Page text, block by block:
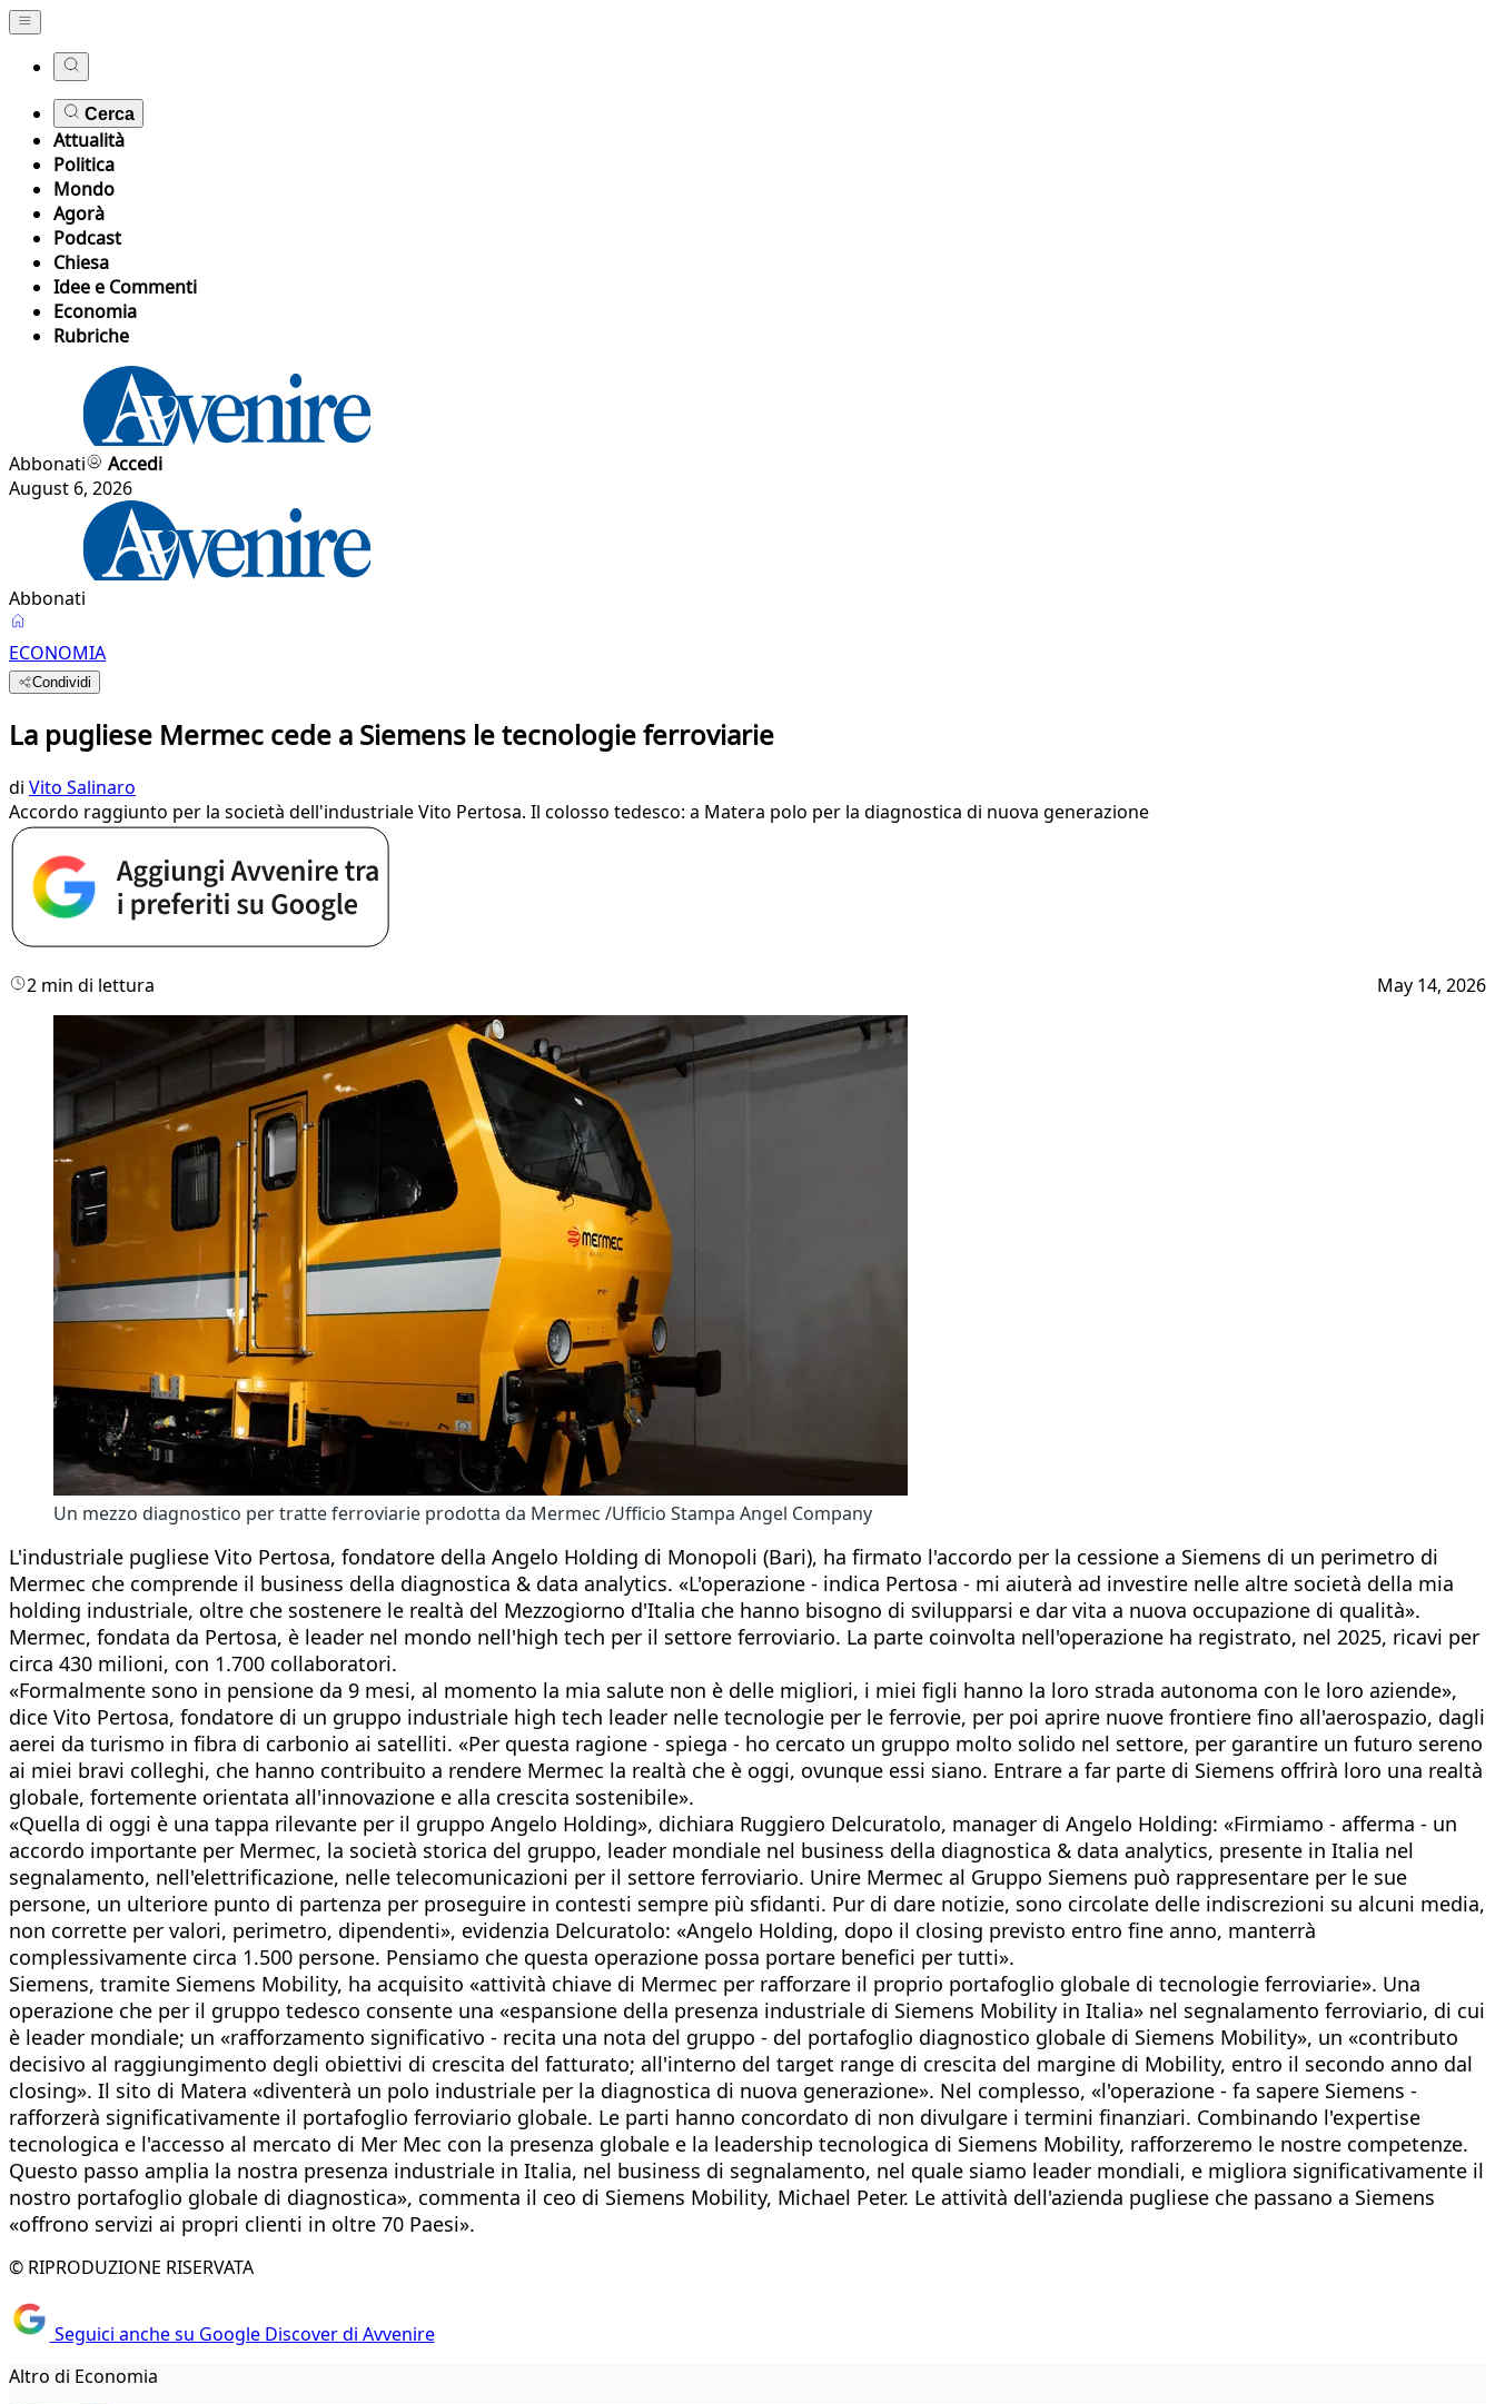
Cerca
Attualità
Politica
Mondo
Agorà
Podcast
Chiesa
Idee e Commenti
Economia
Rubriche
Abbonati
Accedi
August 6, 2026
Abbonati
ECONOMIA
Condividi
La pugliese Mermec cede a Siemens le tecnologie ferroviarie
di Vito Salinaro
Accordo raggiunto per la società dell'industriale Vito Pertosa. Il colosso tedesco: a Matera polo per la diagnostica di nuova generazione
2 min di lettura May 14, 2026
Un mezzo diagnostico per tratte ferroviarie prodotta da Mermec /Ufficio Stampa Angel Company
L'industriale pugliese Vito Pertosa, fondatore della Angelo Holding di Monopoli (Bari), ha firmato l'accordo per la cessione a Siemens di un perimetro di
Mermec che comprende il business della diagnostica & data analytics. «L'operazione - indica Pertosa - mi aiuterà ad investire nelle altre società della mia
holding industriale, oltre che sostenere le realtà del Mezzogiorno d'Italia che hanno bisogno di svilupparsi e dar vita a nuova occupazione di qualità».
Mermec, fondata da Pertosa, è leader nel mondo nell'high tech per il settore ferroviario. La parte coinvolta nell'operazione ha registrato, nel 2025, ricavi per
circa 430 milioni, con 1.700 collaboratori.
«Formalmente sono in pensione da 9 mesi, al momento la mia salute non è delle migliori, i miei figli hanno la loro strada autonoma con le loro aziende»,
dice Vito Pertosa, fondatore di un gruppo industriale high tech leader nelle tecnologie per le ferrovie, per poi aprire nuove frontiere fino all'aerospazio, dagli
aerei da turismo in fibra di carbonio ai satelliti. «Per questa ragione - spiega - ho cercato un gruppo molto solido nel settore, per garantire un futuro sereno
ai miei bravi colleghi, che hanno contribuito a rendere Mermec la realtà che è oggi, ovunque essi siano. Entrare a far parte di Siemens offrirà loro una realtà
globale, fortemente orientata all'innovazione e alla crescita sostenibile».
«Quella di oggi è una tappa rilevante per il gruppo Angelo Holding», dichiara Ruggiero Delcuratolo, manager di Angelo Holding: «Firmiamo - afferma - un
accordo importante per Mermec, la società storica del gruppo, leader mondiale nel business della diagnostica & data analytics, presente in Italia nel
segnalamento, nell'elettrificazione, nelle telecomunicazioni per il settore ferroviario. Unire Mermec al Gruppo Siemens può rappresentare per le sue
persone, un ulteriore punto di partenza per proseguire in contesti sempre più sfidanti. Pur di dare notizie, sono circolate delle indiscrezioni su alcuni media,
non corrette per valori, perimetro, dipendenti», evidenzia Delcuratolo: «Angelo Holding, dopo il closing previsto entro fine anno, manterrà
complessivamente circa 1.500 persone. Pensiamo che questa operazione possa portare benefici per tutti».
Siemens, tramite Siemens Mobility, ha acquisito «attività chiave di Mermec per rafforzare il proprio portafoglio globale di tecnologie ferroviarie». Una
operazione che per il gruppo tedesco consente una «espansione della presenza industriale di Siemens Mobility in Italia» nel segnalamento ferroviario, di cui
è leader mondiale; un «rafforzamento significativo - recita una nota del gruppo - del portafoglio diagnostico globale di Siemens Mobility», un «contributo
decisivo al raggiungimento degli obiettivi di crescita del fatturato; all'interno del target range di crescita del margine di Mobility, entro il secondo anno dal
closing». Il sito di Matera «diventerà un polo industriale per la diagnostica di nuova generazione». Nel complesso, «l'operazione - fa sapere Siemens -
rafforzerà significativamente il portafoglio ferroviario globale. Le parti hanno concordato di non divulgare i termini finanziari. Combinando l'expertise
tecnologica e l'accesso al mercato di Mer Mec con la presenza globale e la leadership tecnologica di Siemens Mobility, rafforzeremo le nostre competenze.
Questo passo amplia la nostra presenza industriale in Italia, nel business di segnalamento, nel quale siamo leader mondiali, e migliora significativamente il
nostro portafoglio globale di diagnostica», commenta il ceo di Siemens Mobility, Michael Peter. Le attività dell'azienda pugliese che passano a Siemens
«offrono servizi ai propri clienti in oltre 70 Paesi».
© RIPRODUZIONE RISERVATA
Seguici anche su Google Discover di Avvenire
Altro di Economia